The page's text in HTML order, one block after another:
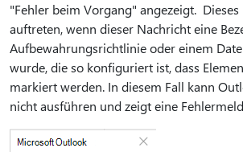
"Fehler beim Vorgang" angezeigt.
auftreten, wenn dieser Nachricht eine
Aufbewahrungsrichtlinie oder einem
wurde, die so konfiguriert ist, dass
markiert werden. In diesem Fall kann
nicht ausführen und zeigt eine